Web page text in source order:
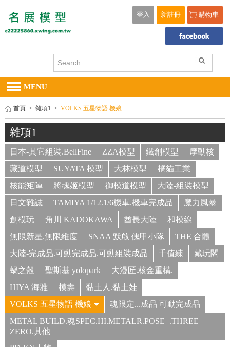
購物車
新註冊
登入
MENU
首頁 > 雜項1 > VOLKS 五星物語 機娘
雜項1
日本-其它組裝.BellFine ZZA模型 鐵創模型
摩動核
藏道模型
SUYATA 模型 大林模型
橘貓工業
核能矩陣
將魂姬模型 御模道模型
大陸-組裝模型
日文雜誌
TAMIYA 1/12.1/6機車.機車完成品
魔力風暴
創模玩
角川 KADOKAWA 酋長大陸
和模線
無限新星.無限維度
SNAA 默啟 傀甲小隊
THE 合體
大陸-完成品.可動完成品.可動組裝成品
千值練
藏玩閣
蝸之殼
聖斯基 yolopark
大漫匠.核金重構.
HIYA 海雅
模壽
黏土人.黏土娃
VOLKS 五星物語 機娘
魂限定...成品 可動完成品
METAL BUILD.魂SPEC.HI.METALR.POSE+.THREE
ZERO.其他